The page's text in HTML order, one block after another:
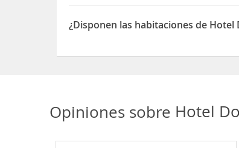
Sí, el Hotel Dorado Plaza dispone de
¿Disponen las habitaciones de
Opiniones sobre Hotel